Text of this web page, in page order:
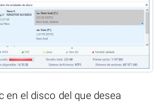
en el disco del que desea